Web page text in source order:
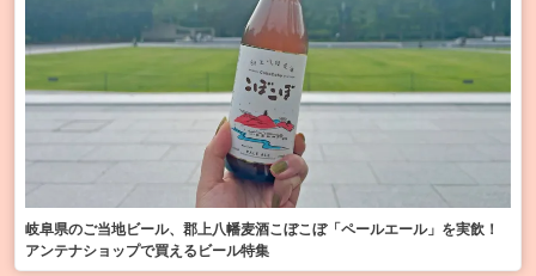
岐阜県のご当地ビール、郡上八幡麦酒こぼこぼ「ペールエール」を実飲！
アンテナショップで買えるビール特集